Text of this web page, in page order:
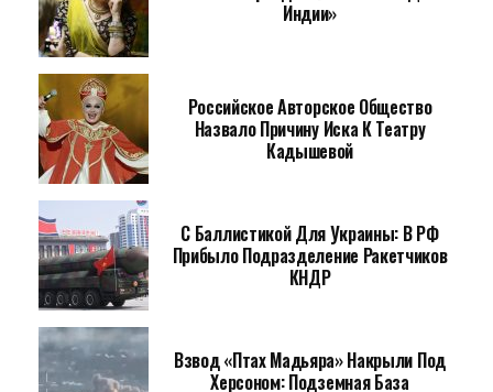
Индии»
Российское Авторское Общество
Назвало Причину Иска К Театру
Кадышевой
С Баллистикой Для Украины: В РФ
Прибыло Подразделение Ракетчиков
КНДР
Взвод «Птах Мадьяра» Накрыли Под
Херсоном: Подземная База